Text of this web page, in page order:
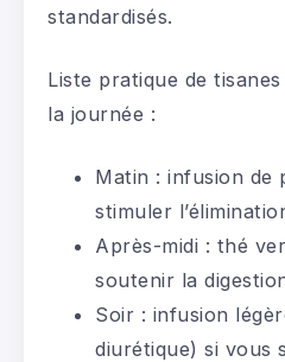
standardisés.
Liste pratique de
la journée :
Matin : infusion de
stimuler
Après-midi : thé
soutenir la
Soir : infusion
diurétique) si vous